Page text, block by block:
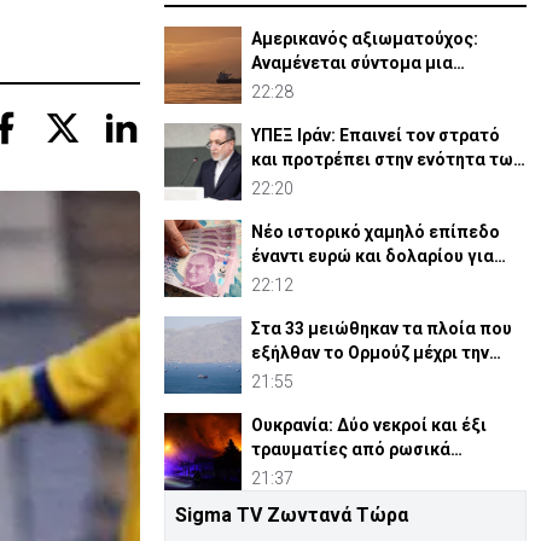
Αμερικανός αξιωματούχος:
Αναμένεται σύντομα μια
συμφωνία για Ορμούζ
22:28
ΥΠΕΞ Ιράν: Επαινεί τον στρατό
και προτρέπει στην ενότητα των
μουσουλμάνων
22:20
Νέο ιστορικό χαμηλό επίπεδο
έναντι ευρώ και δολαρίου για
τουρκική λίρα
22:12
Στα 33 μειώθηκαν τα πλοία που
εξήλθαν το Ορμούζ μέχρι την
Πέμπτη
21:55
Ουκρανία: Δύο νεκροί και έξι
τραυματίες από ρωσικά
πλήγματα
21:37
ΗΠΑ: Η Γερουσία ενέκρινε νέες
Sigma TV Ζωντανά Τώρα